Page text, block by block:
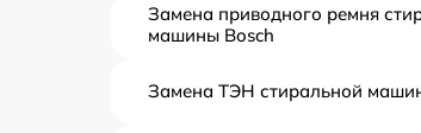
Замена приводного ремня
машины Bosch
Замена ТЭН стиральной